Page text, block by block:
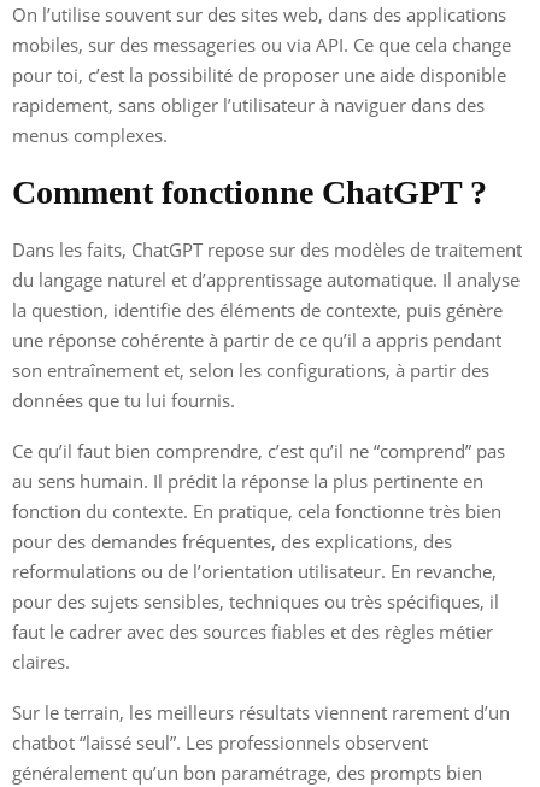
On l’utilise souvent sur des sites web, dans des applications
mobiles, sur des messageries ou via API. Ce que cela change
pour toi, c’est la possibilité de proposer une aide disponible
rapidement, sans obliger l’utilisateur à naviguer dans des
menus complexes.
Comment fonctionne ChatGPT ?
Dans les faits, ChatGPT repose sur des modèles de traitement
du langage naturel et d’apprentissage automatique. Il analyse
la question, identifie des éléments de contexte, puis génère
une réponse cohérente à partir de ce qu’il a appris pendant
son entraînement et, selon les configurations, à partir des
données que tu lui fournis.
Ce qu’il faut bien comprendre, c’est qu’il ne “comprend” pas
au sens humain. Il prédit la réponse la plus pertinente en
fonction du contexte. En pratique, cela fonctionne très bien
pour des demandes fréquentes, des explications, des
reformulations ou de l’orientation utilisateur. En revanche,
pour des sujets sensibles, techniques ou très spécifiques, il
faut le cadrer avec des sources fiables et des règles métier
claires.
Sur le terrain, les meilleurs résultats viennent rarement d’un
chatbot “laissé seul”. Les professionnels observent
généralement qu’un bon paramétrage, des prompts bien